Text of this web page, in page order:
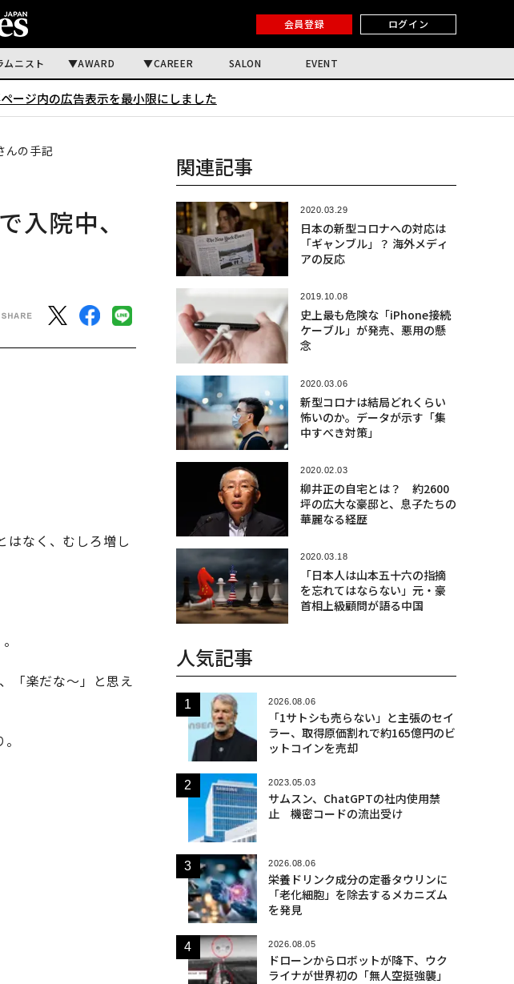
会員登録 ログイン
ムニスト AWARD CAREER SALON EVENT
ージ内の広告表示を最小限にしました
んの手記
入院中、
はなく、むしろ増し
「楽だな～」と思え
関連記事
2020.03.29
日本の新型コロナへの対応は
「ギャンブル」？ 海外メディ
アの反応
2019.10.08
史上最も危険な「iPhone接続
ケーブル」が発売、悪用の懸
念
2020.03.06
新型コロナは結局どれくらい
怖いのか。データが示す「集
中すべき対策」
2020.02.03
柳井正の自宅とは？ 約2600
坪の広大な豪邸と、息子たちの
華麗なる経歴
2020.03.18
「日本人は山本五十六の指摘
を忘れてはならない」元・豪
首相上級顧問が語る中国
人気記事
2026.08.06
「1サトシも売らない」と主張のセイ
ラー、取得原価割れで約165億円のビ
ットコインを売却
2023.05.03
サムスン、ChatGPTの社内使用禁
止 機密コードの流出受け
2026.08.06
栄養ドリンク成分の定番タウリンに
「老化細胞」を除去するメカニズム
を発見
2026.08.05
ドローンからロボットが降下、ウク
ライナが世界初の「無人空挺強襲」